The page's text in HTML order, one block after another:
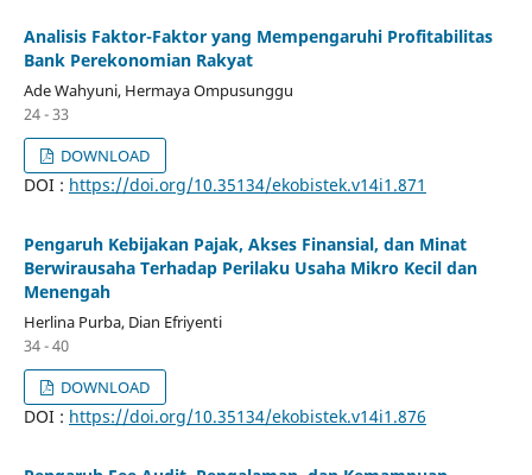
Analisis Faktor-Faktor yang Mempengaruhi Profitabilitas
Bank Perekonomian Rakyat
Ade Wahyuni, Hermaya Ompusunggu
24 - 33
DOWNLOAD
DOI : https://doi.org/10.35134/ekobistek.v14i1.871
Pengaruh Kebijakan Pajak, Akses Finansial, dan Minat
Berwirausaha Terhadap Perilaku Usaha Mikro Kecil dan
Menengah
Herlina Purba, Dian Efriyenti
34 - 40
DOWNLOAD
DOI : https://doi.org/10.35134/ekobistek.v14i1.876